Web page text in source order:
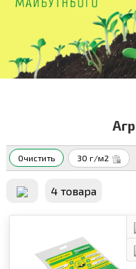
Очистить 30 г/м2
4 товара